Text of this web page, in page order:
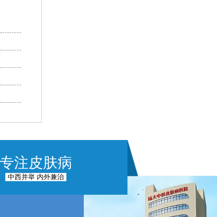
专注皮肤病
中西并举 内外兼治